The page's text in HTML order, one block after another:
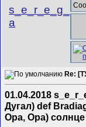
s_e_r_e_g_
a
Re:
01.04.2018
Дугал) def
Ора, Ора) солнце